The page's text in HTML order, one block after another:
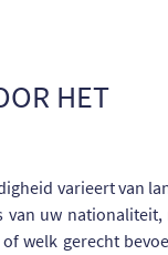
HET
varieert van
van uw nationaliteit,
welk gerecht